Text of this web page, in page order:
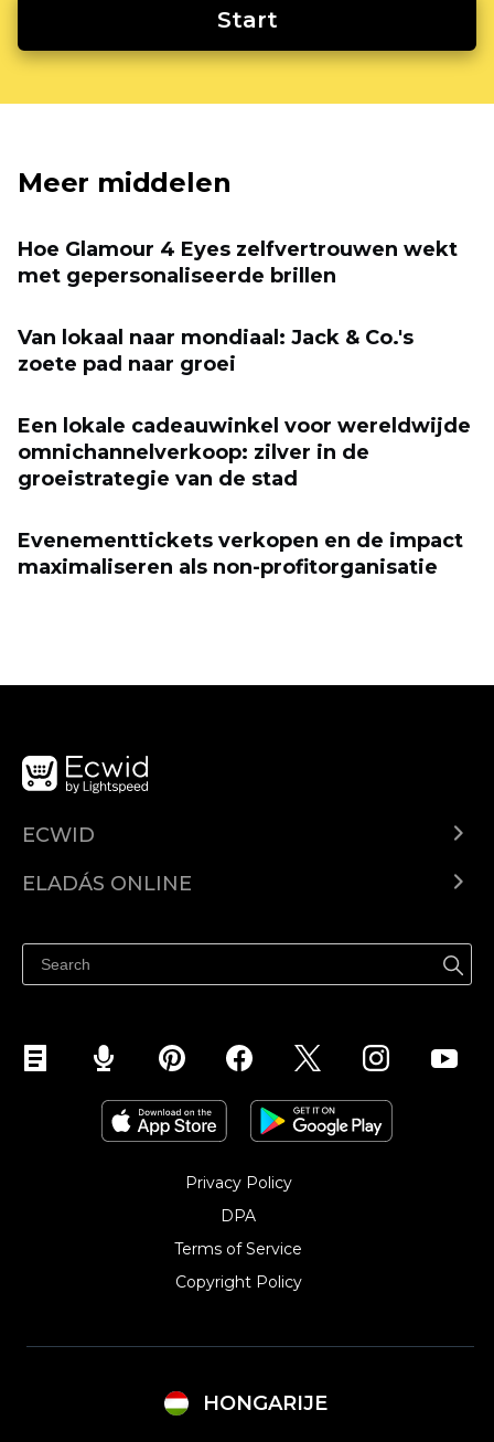
Start
Meer middelen
Hoe Glamour 4 Eyes zelfvertrouwen wekt
met gepersonaliseerde brillen
Van lokaal naar mondiaal: Jack & Co.'s
zoete pad naar groei
Een lokale cadeauwinkel voor wereldwijde
omnichannelverkoop: zilver in de
groeistrategie van de stad
Evenementtickets verkopen en de impact
maximaliseren als non-profitorganisatie
ECWID
Árkalkuláció
ELADÁS ONLINE
Eladás a Facebookon
Eladás Instagramon
Privacy Policy
DPA
Terms of Service
Copyright Policy‎
HONGARIJE